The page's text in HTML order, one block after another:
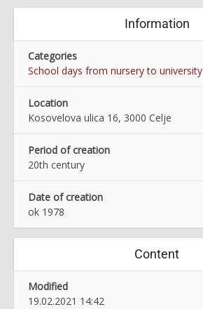
Information
Categories
School days from nursery to university
Location
Kosovelova ulica 16, 3000 Celje
Period of creation
20th century
Date of creation
ok 1978
Content
Modified
19.02.2021 14:42